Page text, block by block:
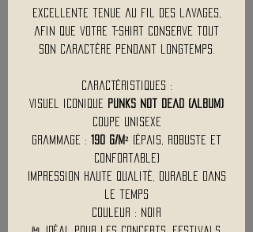
excellente tenue au fil des lavages,
afin que votre t-shirt conserve tout
son caractère pendant longtemps.
Caractéristiques :
Visuel iconique
Punks Not Dead (Album)
Coupe unisexe
Grammage : 190 g/m² (épais, robuste et
confortable)
Impression haute qualité, durable dans
le temps
Couleur : Noir